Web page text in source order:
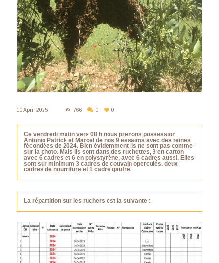
10 April 2025 766 0 0
Ce vendredi matin vers 08 h nous prenons possession
Antonio Patrick et Marcel de nos 9 essaims avec des reines
fécondées de 2024. Bien évidemment ils ne sont pas comme
sur la photo. Mais ils sont dans des ruchettes, 3 en carton
avec 6 cadres et 6 en polystyrène, avec 6 cadres aussi. Elles
sont sur minimum 3 cadres de couvain operculés. deux
cadres de nourriture et 1 cadre gaufré.
La répartition sur les ruchers est la suivante :